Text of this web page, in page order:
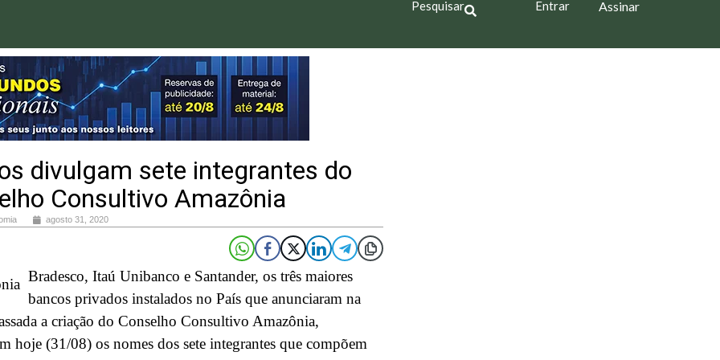
Pesquisar Entrar Assinar
divulgam sete integrantes do
Consultivo Amazônia
agosto 31, 2020
Bradesco, Itaú Unibanco e Santander, os três maiores
bancos privados instalados no País que anunciaram na
a criação do Conselho Consultivo Amazônia,
hoje (31/08) os nomes dos sete integrantes que compõem